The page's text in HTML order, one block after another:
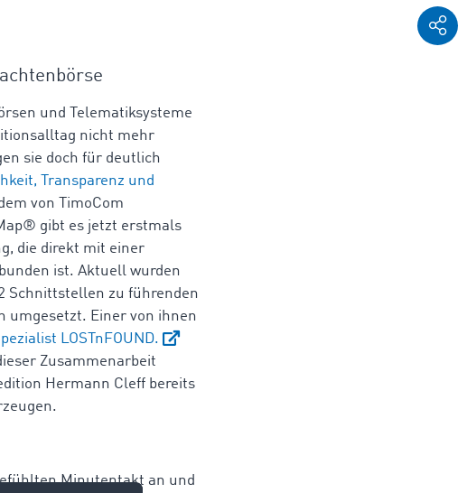
und Telematiksysteme
nicht mehr
sie doch für deutlich
Transparenz und
von TimoCom
gibt es jetzt erstmals
die direkt mit einer
ist. Aktuell wurden
Schnittstellen zu führenden
umgesetzt. Einer von ihnen
LOSTnFOUND.
Zusammenarbeit
Hermann Cleff bereits
Minutentakt an und